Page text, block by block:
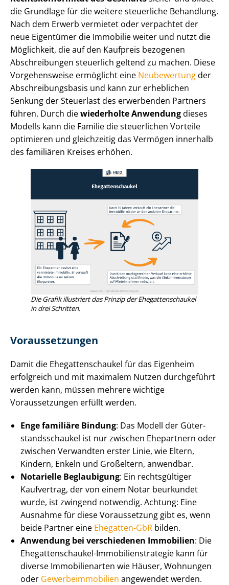
die Grundlage für die weitere steuerliche Behandlung.
Nach dem Erwerb vermietet oder verpachtet der
neue Eigentümer die Immobilie weiter und nutzt die
Möglichkeit, die auf den Kaufpreis bezogenen
Abschreibungen steuerlich geltend zu machen. Diese
Vorgehensweise ermöglicht eine Neubewertungder
Ab­schrei­bungs­ba­sis und kann zur erheblichen
Senkung der Steuerlast des erwerbenden Partners
führen. Durch diewiederholte Anwendungdieses
Modells kann die Familie die steuerlichen Vorteile
optimieren und gleichzeitig das Vermögen innerhalb
des familiären Kreises erhöhen.
Die Grafik illustriert das Prinzip der Ehe­gat­ten­schau­kel
in drei Schritten.
Voraussetzungen
Damit die Ehe­gat­ten­schau­kel für das Eigenheim
erfolgreich und mit maximalem Nutzen durchgeführt
werden kann, müssen mehrere wichtige
Voraussetzungen erfüllt werden.
Enge familiäre Bindung: Das Modell der Gü­ter­
stands­schau­kel ist nur zwischen Ehepartnern oder
zwischen Verwandten erster Linie, wie Eltern,
Kindern, Enkeln und Großeltern, anwendbar.
Notarielle Beglaubigung: Ein rechtsgültiger
Kaufvertrag, der von einem Notar beurkundet
wurde, ist zwingend notwendig. Achtung: Eine
Ausnahme für diese Voraussetzung gibt es, wenn
beide Partner eine Ehegatten-GbR bilden.
Anwendung bei verschiedenen Immobilien: Die
Ehe­gat­ten­schau­kel-Im­mo­bi­li­en­stra­te­gie kann für
diverse Immobilienarten wie Häuser, Wohnungen
oder Ge­wer­be­im­mo­bi­li­en angewendet werden.